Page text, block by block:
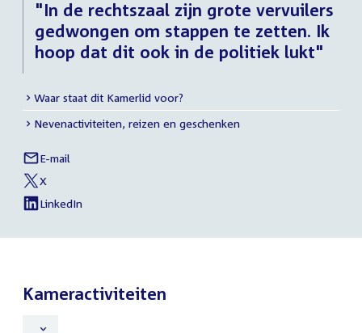
"In de rechtszaal zijn grote vervuilers
gedwongen om stappen te zetten. Ik
hoop dat dit ook in de politiek lukt"
Meer
info
Waar staat dit Kamerlid voor?
Nevenactiviteiten, reizen en geschenken
Links
naar
sociale
E-mail
Sjoukje
van
Oosterhout
X
van
Sjoukje
van
LinkedIn
van
van
Kameractiviteiten